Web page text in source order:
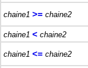
chaine1 >= chaine2
chaine1 < chaine2
chaine1 <= chaine2